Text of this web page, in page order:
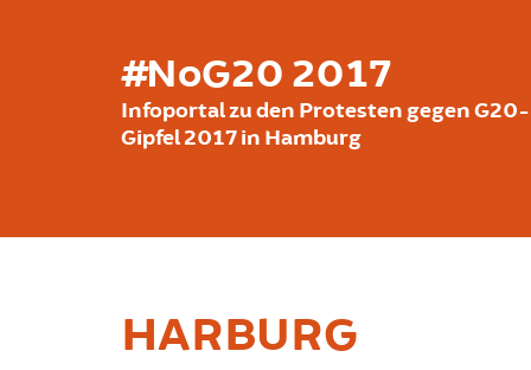
#NoG20 2017
Infoportal zu den Protesten gegen G20-
Gipfel 2017 in Hamburg
HARBURG